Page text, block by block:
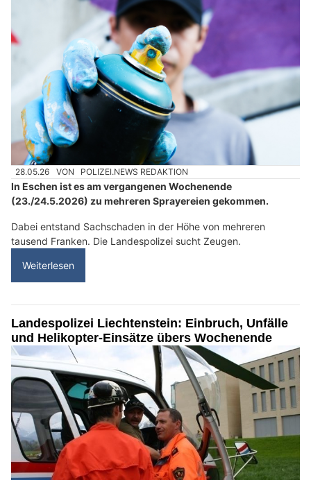
28.05.26 VON POLIZEI.NEWS REDAKTION
In Eschen ist es am vergangenen Wochenende
(23./24.5.2026) zu mehreren Sprayereien gekommen.
Dabei entstand Sachschaden in der Höhe von mehreren
tausend Franken. Die Landespolizei sucht Zeugen.
Weiterlesen
Landespolizei Liechtenstein: Einbruch, Unfälle
und Helikopter-Einsätze übers Wochenende